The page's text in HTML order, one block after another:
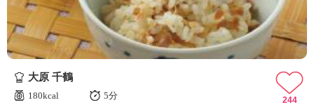
大原 千鶴
180kcal
5分
244